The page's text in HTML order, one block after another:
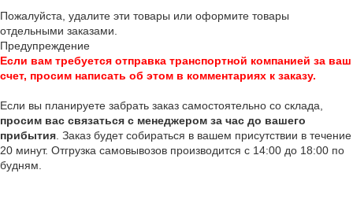
Пожалуйста, удалите эти товары или оформите товары
отдельными заказами.
Предупреждение
Если вам требуется отправка транспортной компанией за ваш
счет, просим написать об этом в комментариях к заказу.
Если вы планируете забрать заказ самостоятельно со склада,
просим вас связаться с менеджером за час до вашего
прибытия . Заказ будет собираться в вашем присутствии в течение
20 минут. Отгрузка самовывозов производится с 14:00 до 18:00 по
будням.